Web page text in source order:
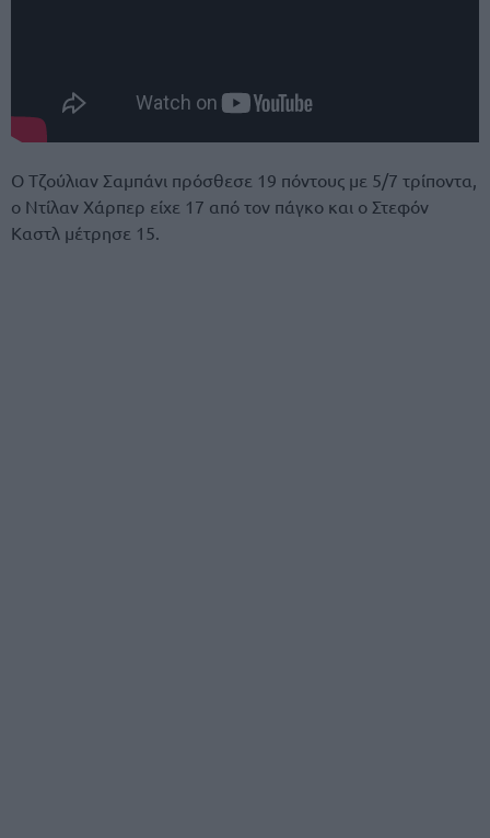
Ο Τζούλιαν Σαμπάνι πρόσθεσε 19 πόντους με 5/7 τρίποντα,
ο Ντίλαν Χάρπερ είχε 17 από τον πάγκο και ο Στεφόν
Καστλ μέτρησε 15.